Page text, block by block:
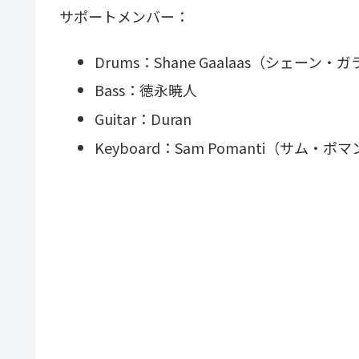
サポートメンバー：
Drums：Shane Gaalaas（シェーン・ガ
Bass：徳永暁人
Guitar：Duran
Keyboard：Sam Pomanti（サム・ポマ